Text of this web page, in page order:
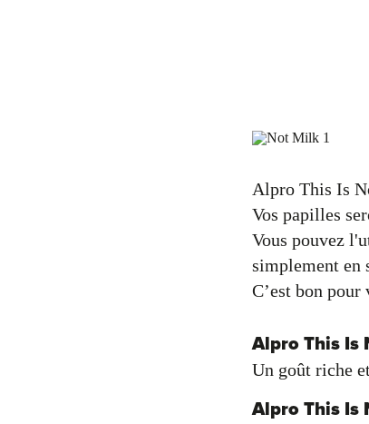
Alpro This Is
Vos papilles
Vous pouvez
simplement en
C’est bon
Alpro This Is
Un goût riche
Alpro This Is